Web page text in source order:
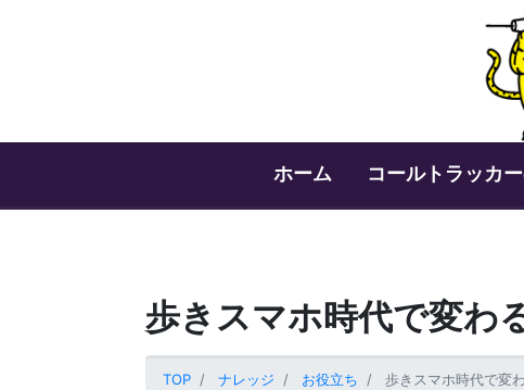
ホーム コールトラッカ
歩きスマホ時代で変
TOP ナレッジ お役立ち 歩きスマホ時代で変